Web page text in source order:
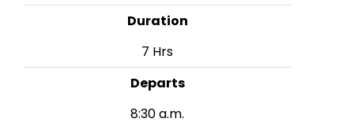
Duration
7 Hrs
Departs
8:30 a.m.